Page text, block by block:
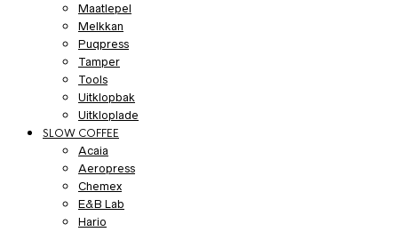
Maatlepel
Melkkan
Puqpress
Tamper
Tools
Uitklopbak
Uitkloplade
SLOW COFFEE
Acaia
Aeropress
Chemex
E&B Lab
Hario